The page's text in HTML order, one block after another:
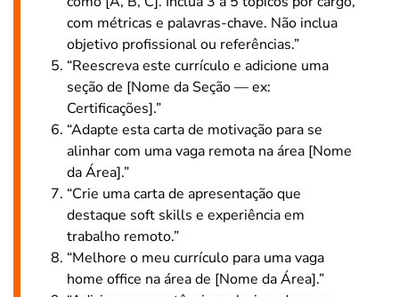
com métricas e palavras-chave. Não inclua
objetivo profissional ou referências.”
“Reescreva este currículo e adicione uma
seção de [Nome da Seção — ex:
Certificações].”
“Adapte esta carta de motivação para se
alinhar com uma vaga remota na área [Nome
da Área].”
“Crie uma carta de apresentação que
destaque soft skills e experiência em
trabalho remoto.”
“Melhore o meu currículo para uma vaga
home office na área de [Nome da Área].”